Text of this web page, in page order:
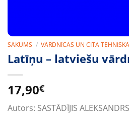
SĀKUMS / VĀRDNĪCAS UN CITA
Latīņu – latviešu
17,90€
Autors: SASTĀDĪJIS